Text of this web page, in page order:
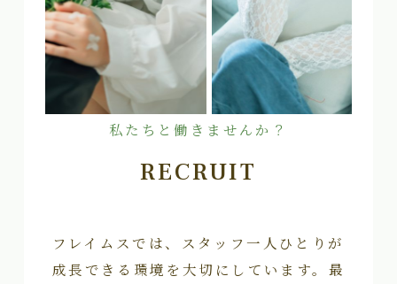
私たちと働きませんか？
RECRUIT
フレイムスでは、スタッフ一人ひとりが
成長できる環境を大切にしています。最